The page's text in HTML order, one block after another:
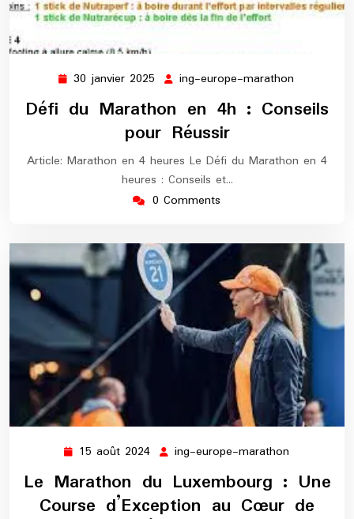
30 janvier 2025 30
2025
ing-europe-marathon
europe-
marathon
Défi du Marathon en 4h : Conseils
pour Réussir
Article: Marathon en 4 heures Le Défi du Marathon en 4
heures : Conseils et…
0 Comments
15 août 2024 15
août
2024
ing-europe-marathon
europe-
marathon
Le Marathon du Luxembourg : Une
Course d’Exception au Cœur de